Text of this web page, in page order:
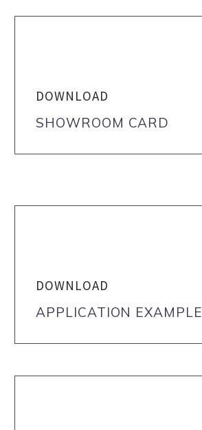
DOWNLOAD
SHOWROOM CARD
DOWNLOAD
APPLICATION EXAMPLE